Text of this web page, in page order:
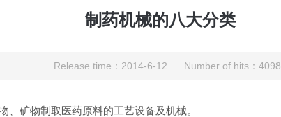
制药机械的八大分类
Release time：2014-6-12 Number of hits：4098
矿物制取医药原料的工艺设备及机械。